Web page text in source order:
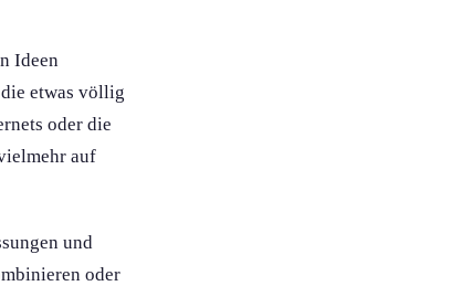
Ideen
etwas völlig
oder die
auf
und
oder